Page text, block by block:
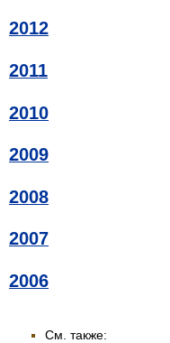
2012
2011
2010
2009
2008
2007
2006
См. также: